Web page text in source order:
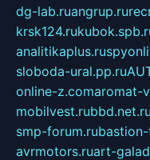
dg-lab.ruangrup.ru
krsk124.ru
analitikaplus.ru
sloboda-ural.pp.ru
online-z.comaromat-
mobilvest.rubbd.net.ru
smp-forum.ru
avrmotors.ruart-